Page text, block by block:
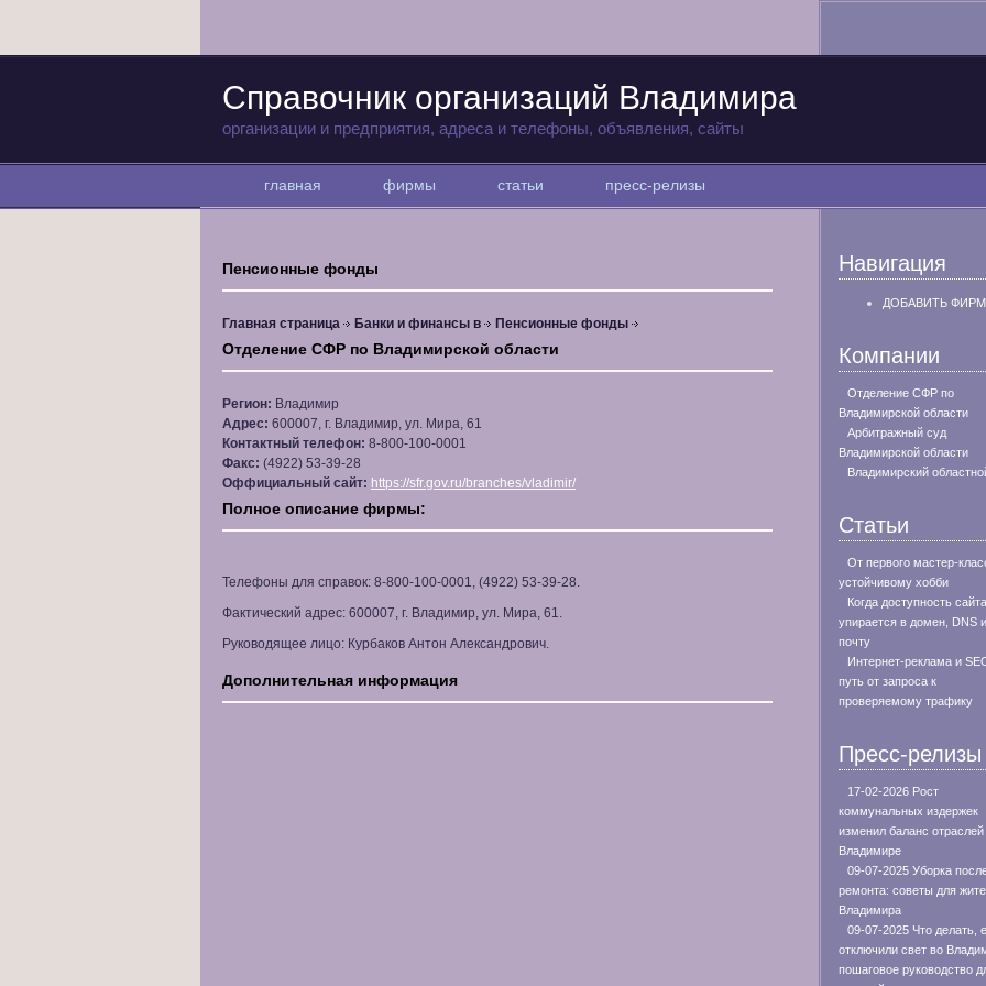
Справочник организаций Владимира
организации и предприятия, адреса и телефоны, объявления, сайты
главная фирмы статьи пресс-релизы
Пенсионные фонды
Главная страница Банки и финансы в Пенсионные фонды
Отделение СФР по Владимирской области
Регион: Владимир
Адрес: 600007, г. Владимир, ул. Мира, 61
Контактный телефон: 8-800-100-0001
Факс: (4922) 53-39-28
Оффициальный сайт: https://sfr.gov.ru/branches/vladimir/
Полное описание фирмы:
Телефоны для справок: 8-800-100-0001, (4922) 53-39-28.
Фактический адрес: 600007, г. Владимир, ул. Мира, 61.
Руководящее лицо: Курбаков Антон Александрович.
Дополнительная информация
Навигация
ДОБАВИТЬ
Компании
Отделение СФР по
Владимирской области
Арбитражный суд
Владимирской области
Владимирский
Статьи
От первого мастер-
устойчивому хобби
Когда доступность сайта
упирается в домен, DNS и
почту
Интернет-реклама и
путь от запроса к
проверяемому трафику
Пресс-релизы
17-02-2026 Рост
коммунальных издержек
изменил баланс отраслей
Владимире
09-07-2025 Уборка
ремонта: советы для
Владимира
09-07-2025 Что делать,
отключили свет во
пошаговое руководство